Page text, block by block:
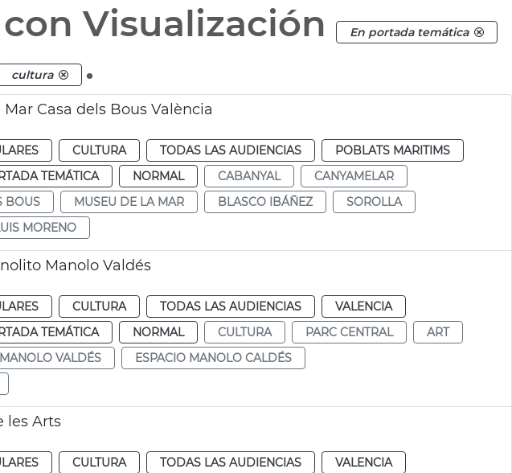
Visualización En portada temática
cultura .
Casa dels Bous València
CULTURA TODAS LAS AUDIENCIAS
POBLATS MARITIMS
TEMÁTICA NORMAL CABANYAL
CANYAMELAR
BOUS MUSEU DE LA MAR BLASCO IBÁÑEZ
SOROLLA
MORENO
Manolo Valdés
CULTURA TODAS LAS AUDIENCIAS
VALENCIA
TEMÁTICA NORMAL CULTURA PARC CENTRAL
ART
MANOLO VALDÉS
ESPACIO MANOLO CALDÉS
les Arts
CULTURA TODAS LAS AUDIENCIAS
VALENCIA